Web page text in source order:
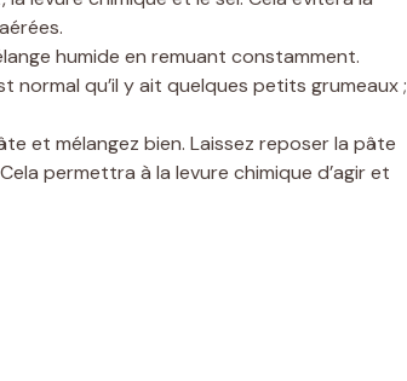
humide en remuant constamment.
normal qu’il y ait quelques petits grumeaux ;
et mélangez bien. Laissez reposer la pâte
permettra à la levure chimique d’agir et